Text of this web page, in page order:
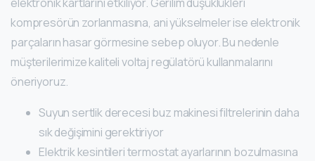
kompresörün zorlanmasına, ani yükselmeler ise elektronik
parçaların hasar görmesine sebep oluyor. Bu nedenle
müşterilerimize kaliteli voltaj regülatörü kullanmalarını
öneriyoruz.
Suyun sertlik derecesi buz makinesi filtrelerinin daha
sık değişimini gerektiriyor
Elektrik kesintileri termostat ayarlarının bozulmasına